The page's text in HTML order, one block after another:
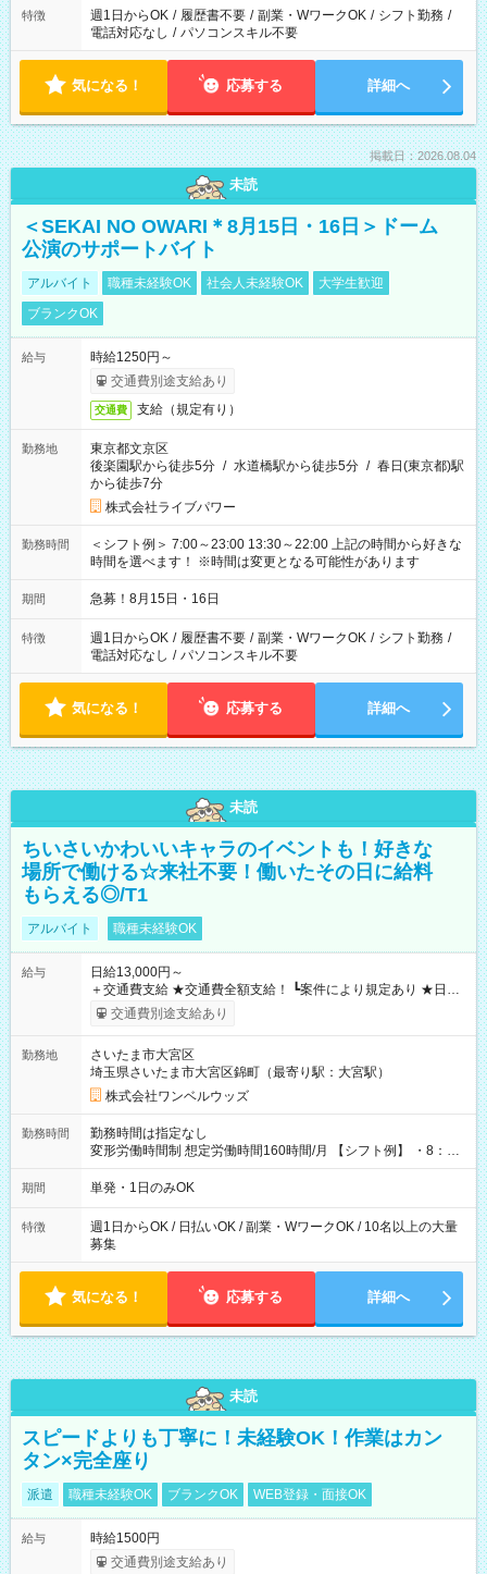
特徴 週1日からOK / 履歴書不要 / 副業・WワークOK / シフト勤務 /
電話対応なし / パソコンスキル不要
気になる！ 応募する 詳細へ
掲載日：2026.08.04
未読
＜SEKAI NO OWARI＊8月15日・16日＞ドーム
公演のサポートバイト
アルバイト 職種未経験OK 社会人未経験OK
大学生歓迎
ブランクOK
給与
時給1250円～
交通費別途支給あり
交通費 支給（規定有り）
勤務地
東京都文京区
後楽園駅から徒歩5分 / 水道橋駅から徒歩5分 / 春日(東京都)駅
から徒歩7分
株式会社ライブパワー
勤務時間
＜シフト例＞ 7:00～23:00 13:30～22:00 上記の時間から好きな
時間を選べます！ ※時間は変更となる可能性があります
期間 急募！8月15日・16日
特徴 週1日からOK / 履歴書不要 / 副業・WワークOK / シフト勤務 /
電話対応なし / パソコンスキル不要
気になる！ 応募する 詳細へ
未読
ちいさいかわいいキャラのイベントも！好きな
場所で働ける☆来社不要！働いたその日に給料
もらえる◎/T1
アルバイト 職種未経験OK
給与
日給13,000円～
＋交通費支給 ★交通費全額支給！ ┗案件により規定あり ★日払
いOK！（規定あり） ┗働いたその日に現金GET♪ お仕事後はコ
ンビニATMから 日払い分を引き落とせます！ 【試用期間】試
交通費別途支給あり
勤務地
さいたま市大宮区
埼玉県さいたま市大宮区錦町（最寄り駅：大宮駅）
株式会社ワンベルウッズ
勤務時間
勤務時間は指定なし
変形労働時間制 想定労働時間160時間/月 【シフト例】 ・8：00
～21：00
期間 単発・1日のみOK
特徴
週1日からOK / 日払いOK / 副業・WワークOK / 10名以上の大量
募集
気になる！ 応募する 詳細へ
未読
スピードよりも丁寧に！未経験OK！作業はカン
タン×完全座り
派遣 職種未経験OK ブランクOK WEB登録・面接OK
給与
時給1500円
交通費別途支給あり